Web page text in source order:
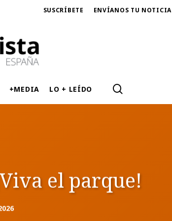
SUSCRÍBETE ENVÍANOS TU NOTICIA
+MEDIA LO + LEÍDO
el parque!